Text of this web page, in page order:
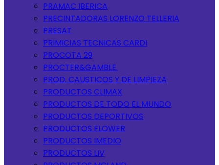
PRAMAC IBERICA
PRECINTADORAS LORENZO TELLERIA
PRESAT
PRIMICIAS TECNICAS CARDI
PROCOTA 29
PROCTER&GAMBLE.
PROD. CAUSTICOS Y DE LIMPIEZA
PRODUCTOS CLIMAX
PRODUCTOS DE TODO EL MUNDO
PRODUCTOS DEPORTIVOS
PRODUCTOS FLOWER
PRODUCTOS IMEDIO
PRODUCTOS LIV